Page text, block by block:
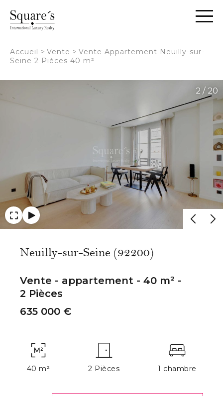
Accueil > Vente > Vente Appartement Neuilly-sur-
Seine 2 Pièces 40 m²
2 / 20
Neuilly-sur-Seine (92200)
Vente - appartement - 40 m² -
2 Pièces
635 000 €
40 m² 2 Pièces 1 chambre